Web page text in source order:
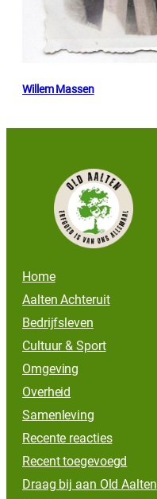
Willem Massen
Home
Aalten Achteruit
Bedrijfsleven
Cultuur & Sport
Omgeving
Overheid
Samenleving
Recente reacties
Recent toegevoegd
Draag bij aan Old Aalten